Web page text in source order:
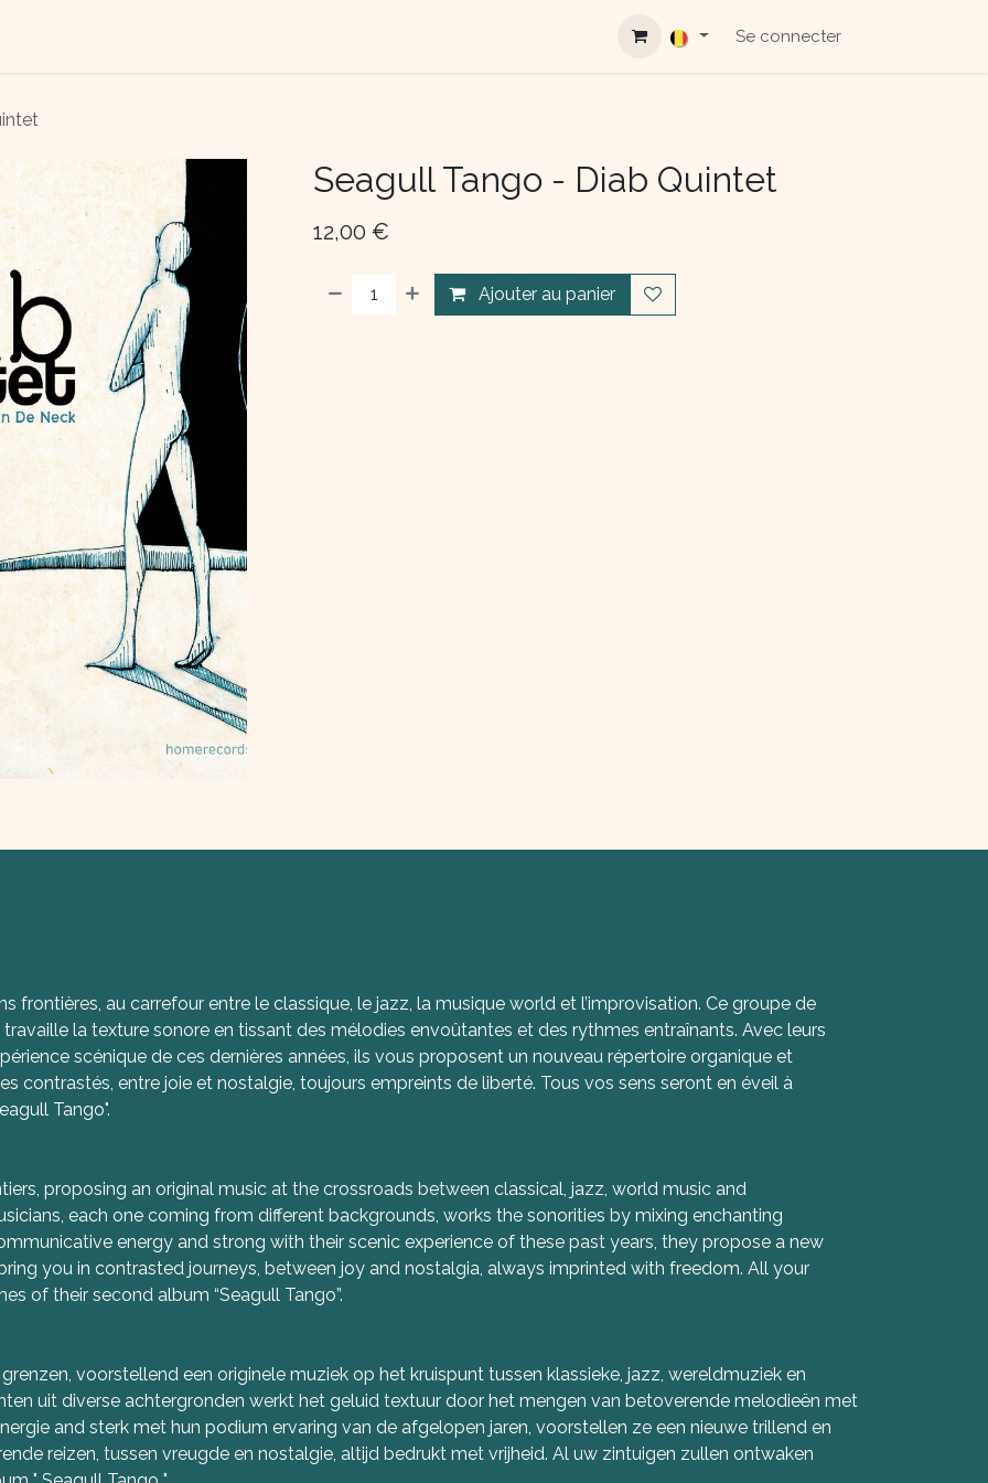
Se connecter
Seagull Tango - Diab Quintet
12,00 €
Ajouter au panier
frontières, au carrefour entre le classique, le jazz, la musique world et l’improvisation. Ce groupe de
la texture sonore en tissant des mélodies envoûtantes et des rythmes entraînants. Avec leurs
scénique de ces dernières années, ils vous proposent un nouveau répertoire organique et
contrastés, entre joie et nostalgie, toujours empreints de liberté. Tous vos sens seront en éveil à
Tango".
proposing an original music at the crossroads between classical, jazz, world music and
each one coming from different backgrounds, works the sonorities by mixing enchanting
energy and strong with their scenic experience of these past years, they propose a new
you in contrasted journeys, between joy and nostalgia, always imprinted with freedom. All your
of their second album “Seagull Tango”.
voorstellend een originele muziek op het kruispunt tussen klassieke, jazz, wereldmuziek en
uit diverse achtergronden werkt het geluid textuur door het mengen van betoverende melodieën met
and sterk met hun podium ervaring van de afgelopen jaren, voorstellen ze een nieuwe trillend en
reizen, tussen vreugde en nostalgie, altijd bedrukt met vrijheid. Al uw zintuigen zullen ontwaken